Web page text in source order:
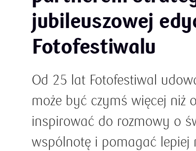
jubileuszowej
Fotofestiwalu
Od 25 lat Fotofestiwal
może być czymś więcej niż
inspirować do rozmowy o
wspólnotę i pomagać lepiej